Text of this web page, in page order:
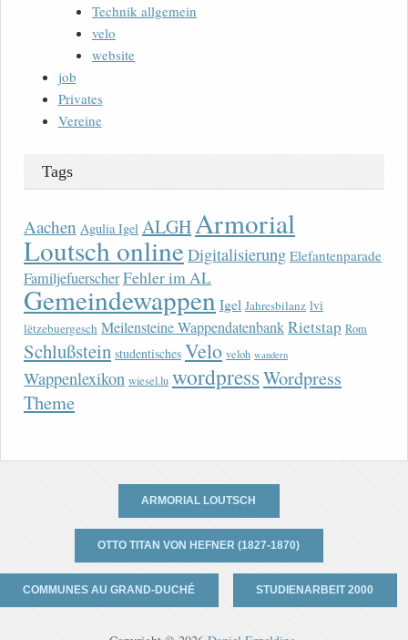
Technik allgemein
velo
website
job
Privates
Vereine
Tags
Aachen Agulia Igel ALGHArmorial
Loutsch onlineDigitalisierung Elefantenparade
FamiljefuerscherFehler im AL
Gemeindewappen Igel Jahresbilanz lvi
lëtzebuergesch Meilensteine WappendatenbankRietstap Rom
Schlußstein studentisches Velo veloh wandern
Wappenlexikon wiesel.lu wordpressWordpress
Theme
ARMORIAL LOUTSCH
OTTO TITAN VON HEFNER (1827-1870)
COMMUNES AU GRAND-DUCHÉ STUDIENARBEIT 2000